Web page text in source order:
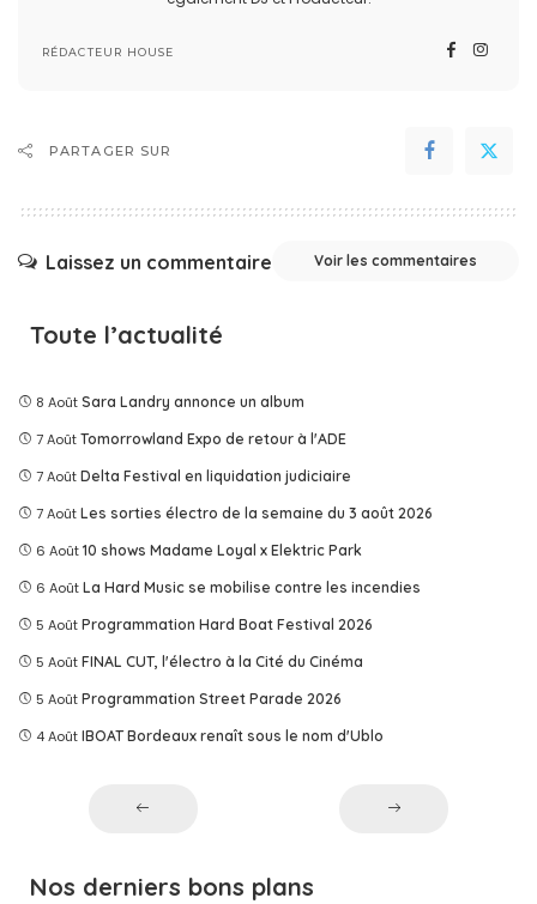
RÉDACTEUR HOUSE
PARTAGER SUR
Laissez un commentaire Voir les commentaires
Toute l’actualité
8 Août Sara Landry annonce un album
7 Août Tomorrowland Expo de retour à l'ADE
7 Août Delta Festival en liquidation judiciaire
7 Août Les sorties électro de la semaine du 3 août 2026
6 Août 10 shows Madame Loyal x Elektric Park
6 Août La Hard Music se mobilise contre les incendies
5 Août Programmation Hard Boat Festival 2026
5 Août FINAL CUT, l'électro à la Cité du Cinéma
5 Août Programmation Street Parade 2026
4 Août IBOAT Bordeaux renaît sous le nom d'Ublo
Nos derniers bons plans